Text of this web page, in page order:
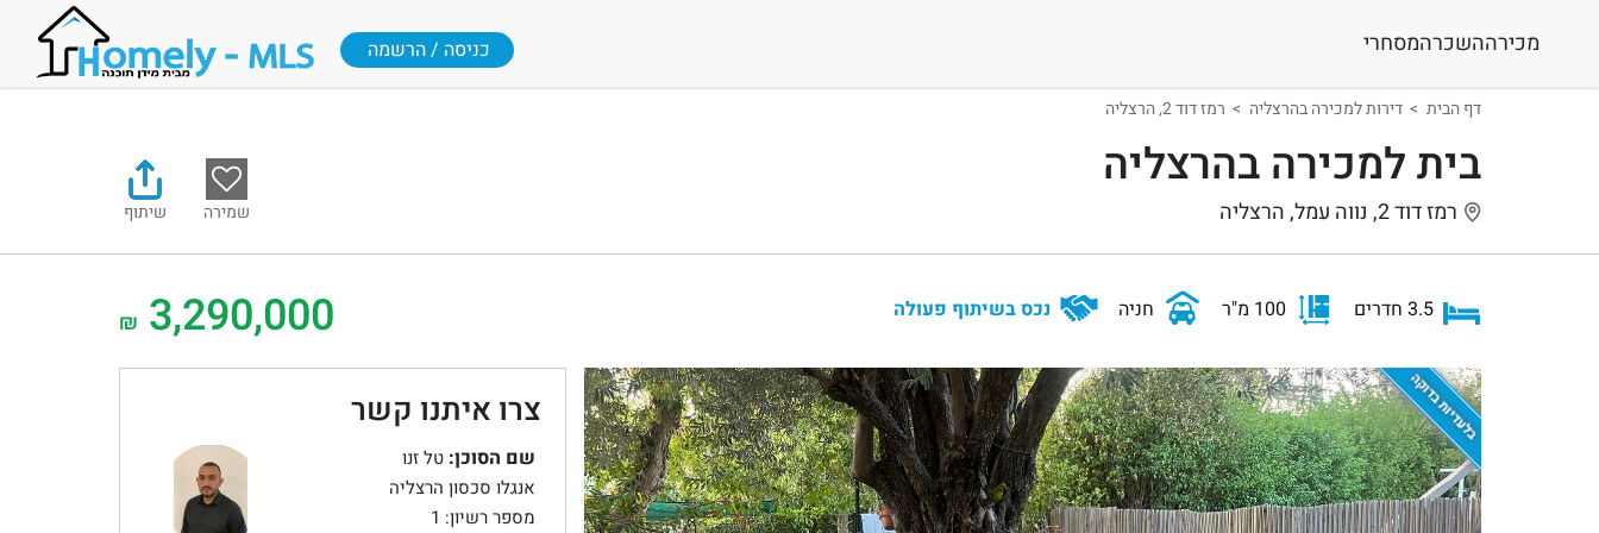
מכירההשכרהמסחרי כניסה / הרשמה
דף הבית דירות למכירה בהרצליה רמז דוד 2, הרצליה
בית למכירה בהרצליה
רמז דוד 2, נווה עמל, הרצליה שמירה שיתוף
3,290,000
₪ 3.5 חדרים 100 מ"ר חניה נכס בשיתוף פעולה
צרו איתנו קשר
שם הסוכן: טל זנו
אנגלו סכסון הרצליה
מספר רשיון: 1
בלעדיות בדוקה